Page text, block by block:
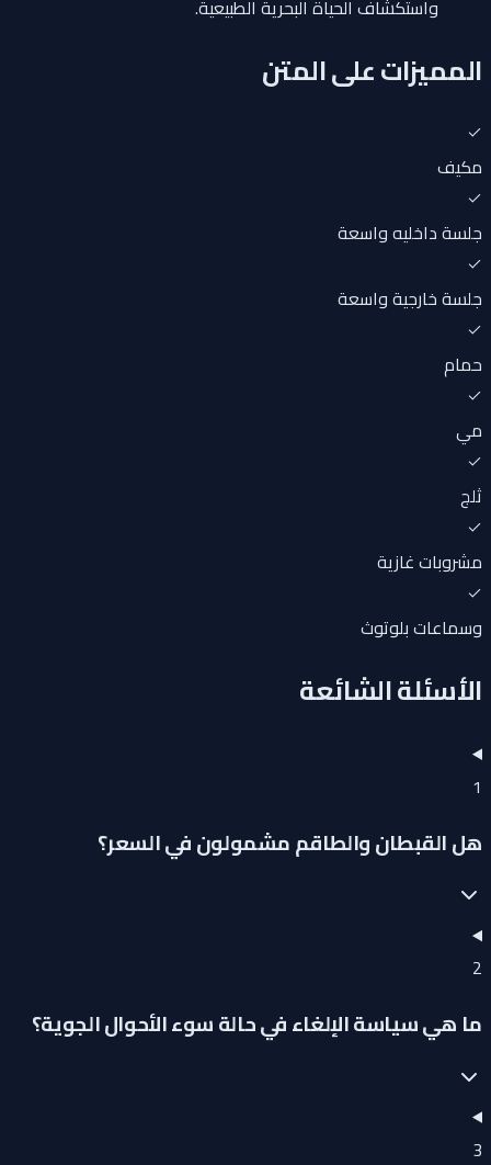
واستكشاف الحياة البحرية الطبيعية.
المميزات على المتن
مكيف
جلسة داخليه واسعة
جلسة خارجية واسعة
حمام
مي
ثلج
مشروبات غازية
وسماعات بلوتوث
الأسئلة الشائعة
هل القبطان والطاقم مشمولون في السعر؟
ما هي سياسة الإلغاء في حالة سوء الأحوال الجوية؟